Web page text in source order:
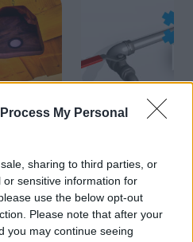
My Personal
sharing to third parties, or
sensitive information for
use the below opt-out
Please note that after your
you may continue seeing
potrubia v
ako to vyriešiť